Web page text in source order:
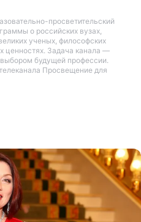
просветительский
о российских вузах,
ученых, философских
ценностях. Задача канала —
будущей профессии.
Просвещение для